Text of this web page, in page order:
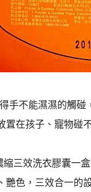
手不能濕濕的觸
置在孩子、寵物碰
縮三效洗衣膠囊一盒
艷色，三效合一的